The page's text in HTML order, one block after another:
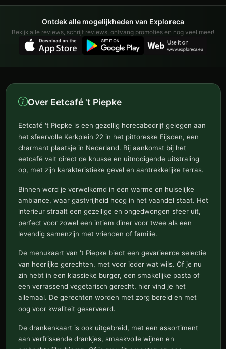
Ontdek alle mogelijkheden van Exploreca
Bekijk alle reviews, schrijf reviews, ontvang promoties en nog veel meer!
Over Eetcafé 't Piepke
Eetcafé 't Piepke is een gezellig horecabedrijf gelegen aan
het sfeervolle Kerkplein 22 in het pittoreske Eijsden, een
charmant plaatsje in Nederland. Bij aankomst bij het
eetcafé valt direct de knusse en uitnodigende uitstraling
op, met zijn karakteristieke gevel en aantrekkelijke terras.
Binnen word je verwelkomd in een warme en huiselijke
ambiance, waar gastvrijheid hoog in het vaandel staat. Het
interieur straalt een gezellige en ongedwongen sfeer uit,
perfect voor zowel een intiem diner voor twee als een
levendig samenzijn met vrienden of familie.
De menukaart van 't Piepke biedt een gevarieerde selectie
van heerlijke gerechten, met voor ieder wat wils. Of je nu
zin hebt in een klassieke burger, een smakelijke pasta of
een verrassend vegetarisch gerecht, hier vind je het
allemaal. De gerechten worden met zorg bereid en met
oog voor kwaliteit geserveerd.
De drankenkaart is ook uitgebreid, met een assortiment
aan verfrissende drankjes, smaakvolle wijnen en